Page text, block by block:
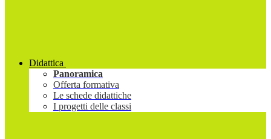
Didattica
Panoramica
Offerta formativa
Le schede didattiche
I progetti delle classi